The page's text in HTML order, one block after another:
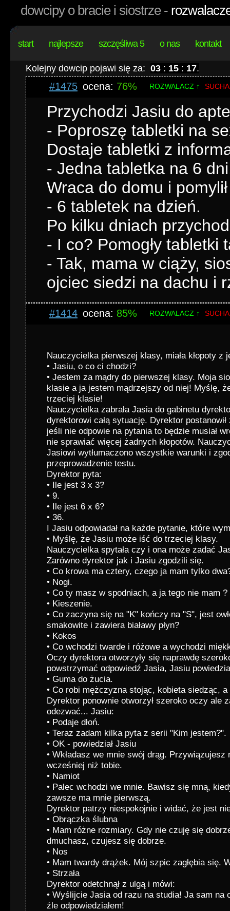
dowcipy o bracie i siostrze -
start najlepsze szczęśliwa 5 o nas kontakt
Kolejny dowcip pojawi się za: 03 : 15 : 16.
#1475 ocena: 76% ROZWALACZ ↑
Przychodzi Jasiu do
- Poproszę tabletki na
Dostaje tabletki z
- Jedna tabletka na 6
Wraca do domu i
- 6 tabletek na dzień.
Po kilku dniach
- I co? Pomogły tabletki
- Tak, mama w ciąży,
ojciec siedzi na dachu i
#1414 ocena: 85% ROZWALACZ ↑
Nauczycielka pierwszej klasy, miała kłopoty z
• Jasiu, o co ci chodzi?
• Jestem za mądry do pierwszej klasy. Moja
klasie a ja jestem mądrzejszy od niej! Myślę,
trzeciej klasie!
Nauczycielka zabrała Jasia do gabinetu
dyrektorowi całą sytuację. Dyrektor
jeśli nie odpowie na pytania to będzie musiał
nie sprawiać więcej żadnych kłopotów.
Jasiowi wytłumaczono wszystkie warunki i
przeprowadzenie testu.
Dyrektor pyta:
• Ile jest 3 x 3?
• 9.
• Ile jest 6 x 6?
• 36.
I Jasiu odpowiadał na każde pytanie, które
• Myślę, że Jasiu może iść do trzeciej klasy.
Nauczycielka spytała czy i ona może zadać
Zarówno dyrektor jak i Jasiu zgodzili się.
• Co krowa ma cztery, czego ja mam tylko
• Nogi.
• Co ty masz w spodniach, a ja tego nie mam ?
• Kieszenie.
• Co zaczyna się na "K" kończy na "S", jest
smakowite i zawiera białawy płyn?
• Kokos
• Co wchodzi twarde i różowe a wychodzi
Oczy dyrektora otworzyły się naprawdę
powstrzymać odpowiedź Jasia, Jasiu
• Guma do żucia.
• Co robi mężczyzna stojąc, kobieta siedząc,
Dyrektor ponownie otworzył szeroko oczy ale
odezwać... Jasiu:
• Podaje dłoń.
• Teraz zadam kilka pyta z serii "Kim jestem?".
• OK - powiedział Jasiu
• Wkładasz we mnie swój drąg.
wcześniej niż tobie.
• Namiot
• Palec wchodzi we mnie. Bawisz się mną,
zawsze ma mnie pierwszą.
Dyrektor patrzy niespokojnie i widać, że jest
• Obrączka ślubna
• Mam różne rozmiary. Gdy nie czuję się
dmuchasz, czujesz się dobrze.
• Nos
• Mam twardy drążek. Mój szpic zagłębia się.
• Strzała
Dyrektor odetchnął z ulgą i mówi:
• Wyślijcie Jasia od razu na studia! Ja sam na
źle odpowiedziałem!